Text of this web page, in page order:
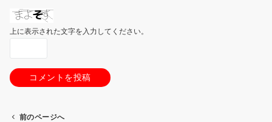
上に表示された文字を入力してください。
前のページへ